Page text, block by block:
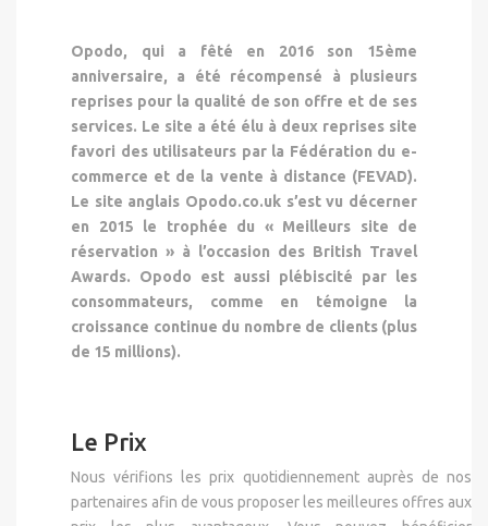
Opodo, qui a fêté en 2016 son 15ème
anniversaire, a été récompensé à plusieurs
reprises pour la qualité de son offre et de ses
services. Le site a été élu à deux reprises site
favori des utilisateurs par la Fédération du e-
commerce et de la vente à distance (FEVAD).
Le site anglais Opodo.co.uk s’est vu décerner
en 2015 le trophée du « Meilleurs site de
réservation » à l’occasion des British Travel
Awards. Opodo est aussi plébiscité par les
consommateurs, comme en témoigne la
croissance continue du nombre de clients (plus
de 15 millions).
Le Prix
Nous vérifions les prix quotidiennement auprès de nos
partenaires afin de vous proposer les meilleures offres aux